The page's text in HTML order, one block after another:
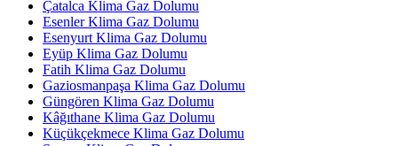
Çatalca Klima Gaz Dolumu
Esenler Klima Gaz Dolumu
Esenyurt Klima Gaz Dolumu
Eyüp Klima Gaz Dolumu
Fatih Klima Gaz Dolumu
Gaziosmanpaşa Klima Gaz Dolumu
Güngören Klima Gaz Dolumu
Kâğıthane Klima Gaz Dolumu
Küçükçekmece Klima Gaz Dolumu